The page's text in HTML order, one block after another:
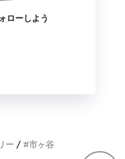
ローしよう
ー 市ヶ谷